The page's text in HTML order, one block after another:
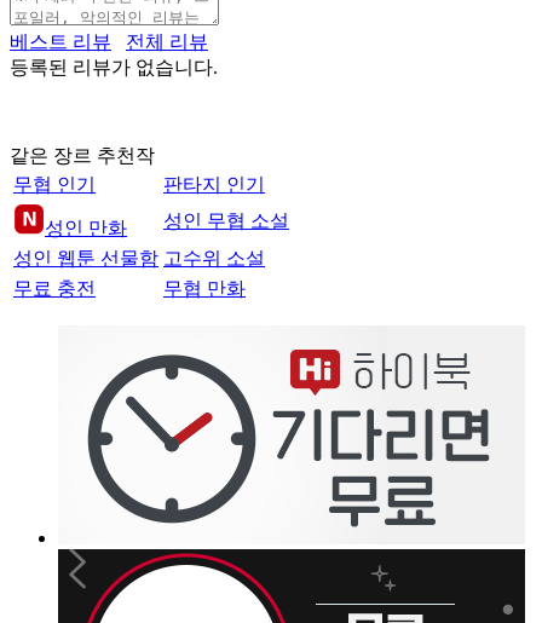
베스트 리뷰
전체 리뷰
등록된 리뷰가 없습니다.
같은 장르 추천작
무협 인기
판타지 인기
성인 만화
성인 무협 소설
성인 웹툰 선물함 고수위 소설
무료 충전
무협 만화